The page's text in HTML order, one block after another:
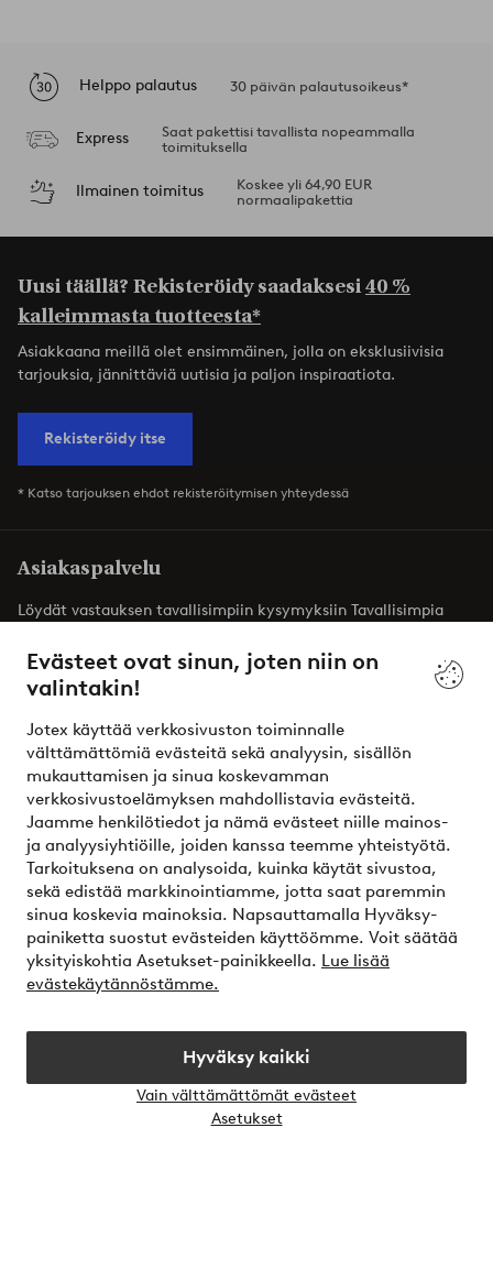
Evästeet ovat sinun, joten niin on
valintakin!
Jotex käyttää verkkosivuston toiminnalle
välttämättömiä evästeitä sekä analyysin, sisällön
mukauttamisen ja sinua koskevamman
verkkosivustoelämyksen mahdollistavia evästeitä.
Jaamme henkilötiedot ja nämä evästeet niille mainos-
ja analyysiyhtiöille, joiden kanssa teemme yhteistyötä.
Tarkoituksena on analysoida, kuinka käytät sivustoa,
sekä edistää markkinointiamme, jotta saat paremmin
sinua koskevia mainoksia. Napsauttamalla Hyväksy-
painiketta suostut evästeiden käyttöömme. Voit säätää
yksityiskohtia Asetukset-painikkeella. Lue lisää
evästekäytännöstämme.
Hyväksy kaikki
Vain välttämättömät evästeet
Asetukset
Helppo palautus 30 päivän palautusoikeus*
Express
Saat pakettisi tavallista nopeammalla
toimituksella
Ilmainen toimitus
Koskee yli 64,90 EUR
normaalipakettia
Uusi täällä? Rekisteröidy saadaksesi40 %
kalleimmasta tuotteesta*
Asiakkaana meillä olet ensimmäinen, jolla on eksklusiivisia
tarjouksia, jännittäviä uutisia ja paljon inspiraatiota.
Rekisteröidy itse
* Katso tarjouksen ehdot rekisteröitymisen yhteydessä
Asiakaspalvelu
Löydät vastauksen tavallisimpiin kysymyksiin Tavallisimpia
Asiakaspalvelu
Omat sivut
Tietoa Jotexista
Palvelumme
Ehdot
Ystävät
Turvalliset maksut – maksa nyt tai erissä